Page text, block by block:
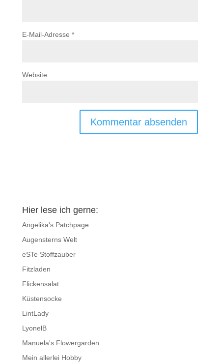
E-Mail-Adresse *
Website
Hier lese ich gerne:
Angelika's Patchpage
Augensterns Welt
eSTe Stoffzauber
Fitzladen
Flickensalat
Küstensocke
LintLady
LyonelB
Manuela's Flowergarden
Mein allerlei Hobby